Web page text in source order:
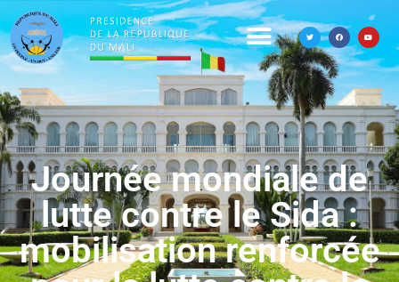
Journée mondiale de
lutte contre le Sida :
mobilisation renforcée